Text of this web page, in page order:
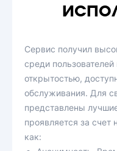
Сервис получил
среди
открытостью,
обслуживания. Для
представлены
проявляется за счет
как: